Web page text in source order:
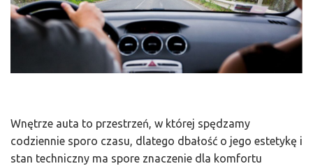
Wnętrze auta to przestrzeń, w której spędzamy
codziennie sporo czasu, dlatego dbałość o jego estetykę i
stan techniczny ma spore znaczenie dla komfortu